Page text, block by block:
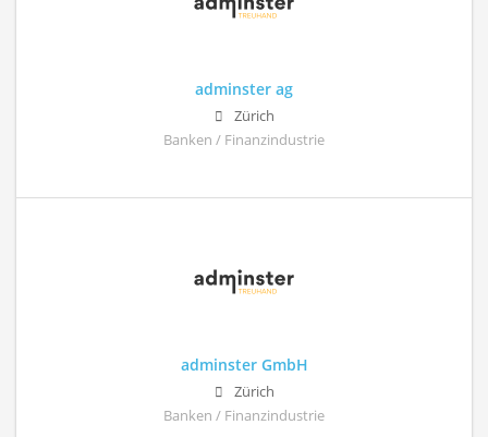
adminster ag
Zürich
Banken / Finanzindustrie
adminster GmbH
Zürich
Banken / Finanzindustrie